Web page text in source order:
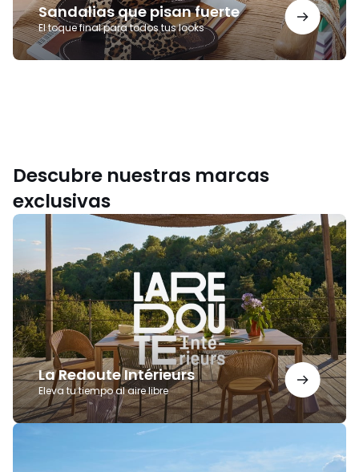
Sandalias que pisan fuerte
El toque final para todos tus looks
Descubre nuestras marcas
exclusivas
La Redoute Intérieurs
Eleva tu tiempo al aire libre
La
Redoute
AMPM